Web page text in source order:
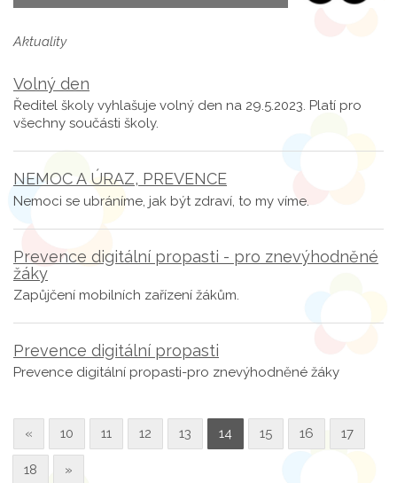
Aktuality
Volný den
Ředitel školy vyhlašuje volný den na 29.5.2023. Platí pro
všechny součásti školy.
NEMOC A ÚRAZ, PREVENCE
Nemoci se ubráníme, jak být zdraví, to my víme.
Prevence digitální propasti - pro znevýhodněné
žáky
Zapůjčení mobilních zařízení žákům.
Prevence digitální propasti
Prevence digitální propasti-pro znevýhodněné žáky
« 10 11 12 13 14 15 16 17
18 »